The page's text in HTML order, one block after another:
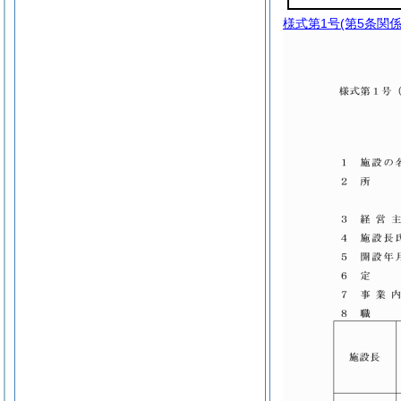
様式第1号(第5条関